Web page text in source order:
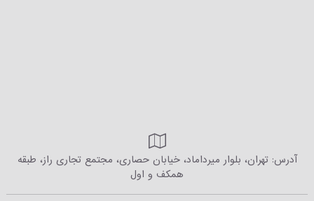
آدرس: تهران، بلوار میرداماد، خیابان حصاری، مجتمع تجاری راز، طبقه
همکف و اول